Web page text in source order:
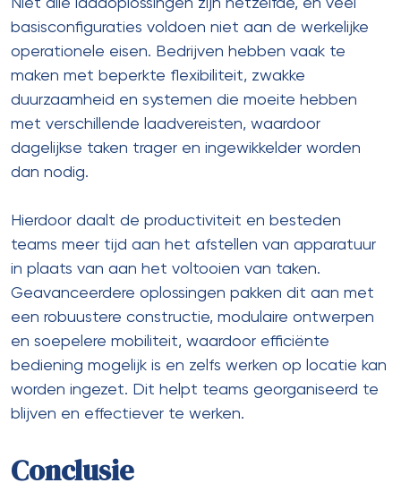
Niet alle laadoplossingen zijn hetzelfde, en veel
basisconfiguraties voldoen niet aan de werkelijke
operationele eisen. Bedrijven hebben vaak te
maken met beperkte flexibiliteit, zwakke
duurzaamheid en systemen die moeite hebben
met verschillende laadvereisten, waardoor
dagelijkse taken trager en ingewikkelder worden
dan nodig.
Hierdoor daalt de productiviteit en besteden
teams meer tijd aan het afstellen van apparatuur
in plaats van aan het voltooien van taken.
Geavanceerdere oplossingen pakken dit aan met
een robuustere constructie, modulaire ontwerpen
en soepelere mobiliteit, waardoor efficiënte
bediening mogelijk is en zelfs werken op locatie kan
worden ingezet. Dit helpt teams georganiseerd te
blijven en effectiever te werken.
Conclusie